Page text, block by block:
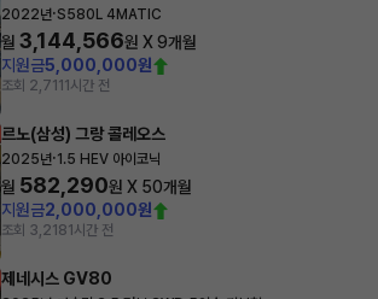
2022년·S580L 4MATIC
월 3,144,566원 X9개월
지원금5,000,000원
조회 2,711 1시간 전
르노(삼성) 그랑 콜레오스
2025년·1.5 HEV 아이코닉
월 582,290원 X 50개월
지원금2,000,000원
조회 3,2181시간 전
제네시스 GV80